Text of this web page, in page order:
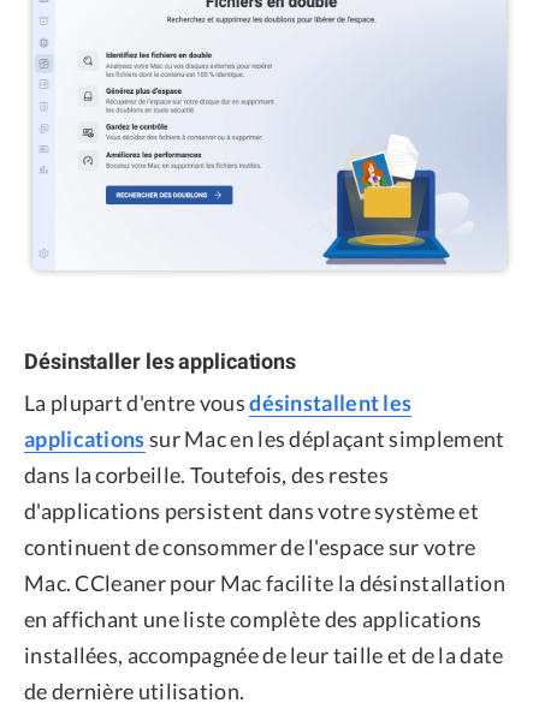
Désinstaller les applications
La plupart d'entre vousdésinstallent les
applicationssur Mac en les déplaçant simplement
dans la corbeille. Toutefois, des restes
d'applications persistent dans votre système et
continuent de consommer de l'espace sur votre
Mac. CCleaner pour Mac facilite la désinstallation
en affichant une liste complète des applications
installées, accompagnée de leur taille et de la date
de dernière utilisation.